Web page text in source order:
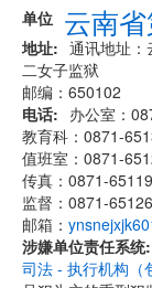
单位 云南
地址
通讯地址
二女子监狱
邮编：650102
电话
办公室：
教育科：0871-
值班室：0871-
传真：0871-
监督：0871-
邮箱：
涉嫌单位责任系统
司法 - 执行机构（